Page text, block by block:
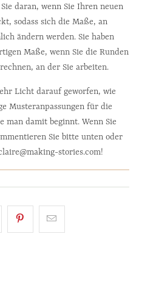
daran, wenn Sie Ihren neuen
sodass sich die Maße, an
ändern werden. Sie haben
Maße, wenn Sie die Runden
an der Sie arbeiten.
Licht darauf geworfen, wie
Musteranpassungen für die
man damit beginnt. Wenn Sie
Sie bitte unten oder
stories.com!